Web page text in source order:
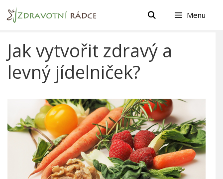
Přeskočit
na
Menu
Jak vytvořit zdravý a
levný jídelniček?